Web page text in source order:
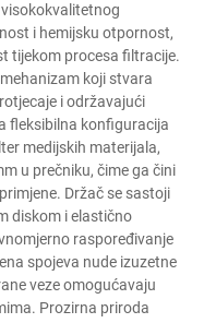
i hemijsku otpornost,
tijekom procesa filtracije.
koji stvara
i održavajući
fleksibilna konfiguracija
medijskih materijala,
u prečniku, čime ga čini
Držač se sastoji
diskom i elastično
raspoređivanje
spojeva nude izuzetne
veze omogućavaju
Prozirna priroda